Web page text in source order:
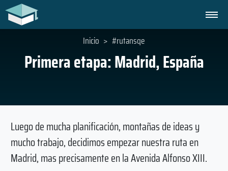
Primera etapa: Madrid, España
Inicio > #rutansqe
Luego de mucha planificación, montañas de ideas y
mucho trabajo, decidimos empezar nuestra ruta en
Madrid, mas precisamente en la Avenida Alfonso XIII.